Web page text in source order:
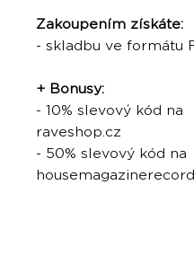
Zakoupením získáte:
- skladbu ve formátu
+ Bonusy:
- 10% slevový kód na
raveshop.cz
- 50% slevový kód na